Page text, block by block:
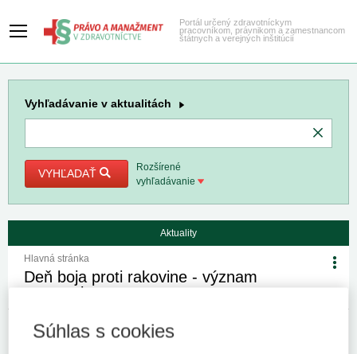
Portál určený zdravotníckym
pracovníkom, právnikom a zamestnancom
štátnych a verejných inštitúcií
Vyhľadávanie v aktualitách
VYHĽADAŤ
Rozšírené
vyhľadávanie
Aktuality
Hlavná stránka
Deň boja proti rakovine - význam
prevencie
4. 2. 2026 Kategória:Spravodajstvo
Súhlas s cookies